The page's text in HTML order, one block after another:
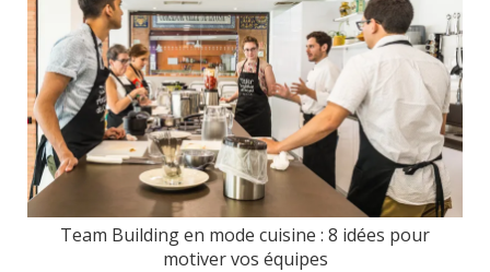
Team Building en mode cuisine : 8 idées pour
motiver vos équipes